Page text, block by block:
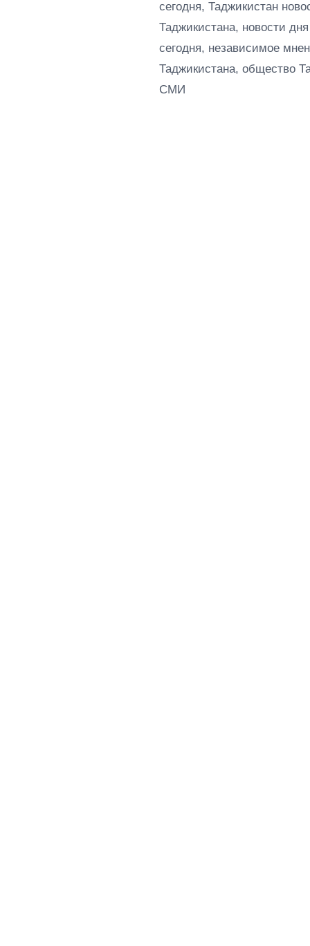
сегодня, Таджикистан
Таджикистана, новости
сегодня, независимое
Таджикистана, общество
СМИ